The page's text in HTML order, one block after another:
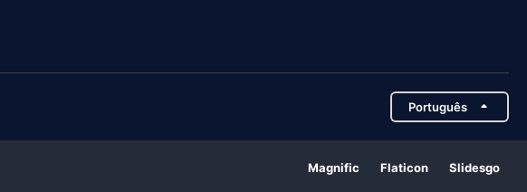
Português
Magnific Flaticon Slidesgo